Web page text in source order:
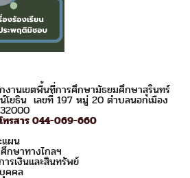
านเขตพื้นที่การศึกษามัธยมศึกษาสุรินทร์
โยธิน เลขที่ 197 หมู่ 20 ตำบลนอกเมือง
รสาร 044-069-660
ผน
กษาทางไกลฯ
รเงินและสินทรัพย์
คคล